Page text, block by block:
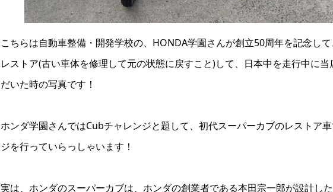
こちらは自動車整備・開発学校の、HONDA学園さんが創立50周年を記念し
レストア(古い車体を修理して元の状態に戻すこと)して、日本中を走行中に
だいた時の写真です！
ホンダ学園さんではCubチャレンジと題して、初代スーパーカブのレストア
ジを行っていらっしゃいます！
実は、ホンダのスーパーカブは、ホンダの創業者である本田宗一郎が設計し